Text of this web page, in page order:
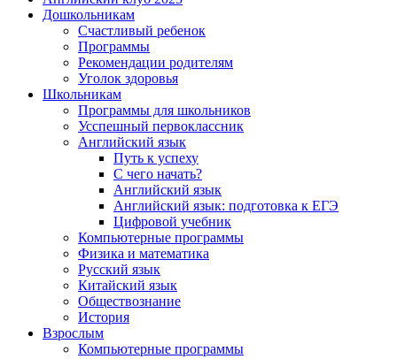
Дошкольникам
Счастливый ребенок
Программы
Рекомендации родителям
Уголок здоровья
Школьникам
Программы для школьников
Усспешный первоклассник
Английский язык
Путь к успеху
С чего начать?
Английский язык
Английский язык: подготовка к ЕГЭ
Цифровой учебник
Компьютерные программы
Физика и математика
Русский язык
Китайский язык
Обществознание
История
Взрослым
Компьютерные программы